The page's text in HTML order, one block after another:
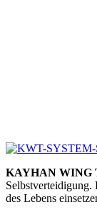
KAYHAN WING
Selbstverteidigung.
des Lebens